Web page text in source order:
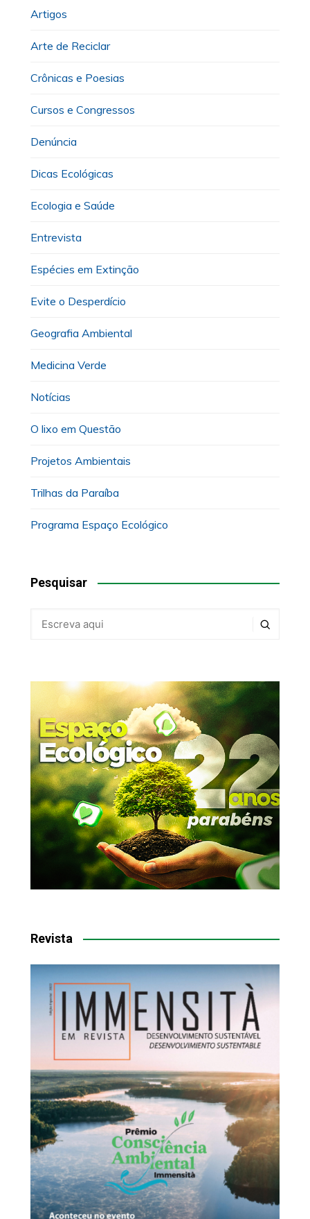
Artigos
Arte de Reciclar
Crônicas e Poesias
Cursos e Congressos
Denúncia
Dicas Ecológicas
Ecologia e Saúde
Entrevista
Espécies em Extinção
Evite o Desperdício
Geografia Ambiental
Medicina Verde
Notícias
O lixo em Questão
Projetos Ambientais
Trilhas da Paraíba
Programa Espaço Ecológico
Pesquisar
Revista